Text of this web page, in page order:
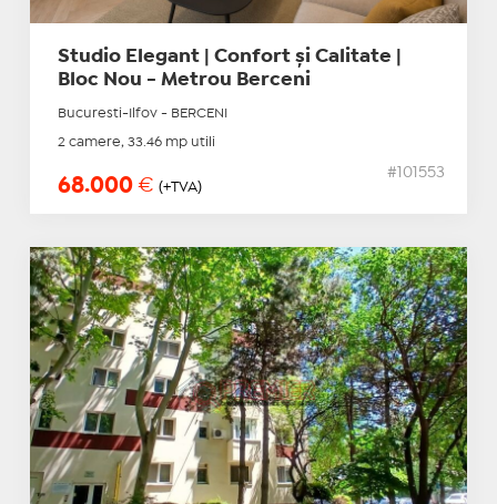
Studio Elegant | Confort și Calitate |
Bloc Nou - Metrou Berceni
Bucuresti-Ilfov - BERCENI
2 camere, 33.46 mp utili
68.000 € (+TVA)
#101553